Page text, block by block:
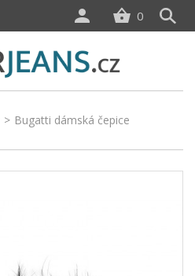
> Bugatti dámská čepice
0